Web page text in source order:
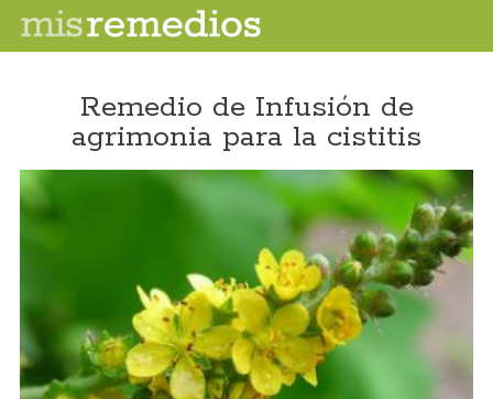
Remedio de Infusión de
agrimonia para la cistitis